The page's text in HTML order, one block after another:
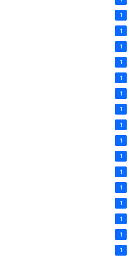
1
1
1
1
1
1
1
1
1
1
1
1
1
1
1
1